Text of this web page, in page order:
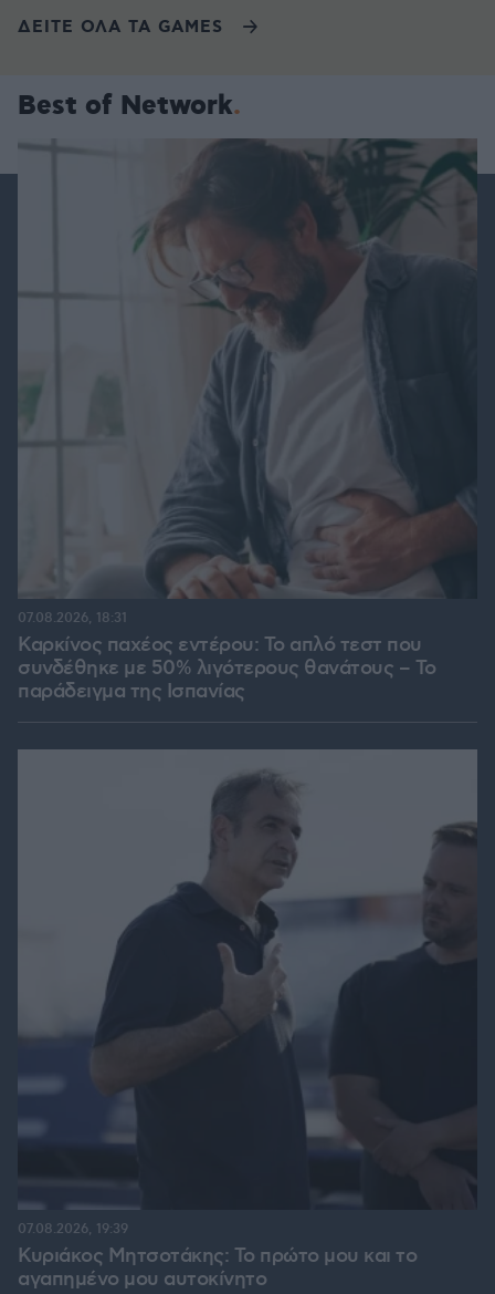
ΔΕΙΤΕ ΟΛΑ ΤΑ GAMES
Best of Network
Καρκίνος παχέος εντέρου: Το απλό τεστ που
συνδέθηκε με 50% λιγότερους θανάτους – Το
παράδειγμα της Ισπανίας
07.08.2026, 18:31
Κυριάκος Μητσοτάκης: Το πρώτο μου και το
αγαπημένο μου αυτοκίνητο
07.08.2026, 19:39